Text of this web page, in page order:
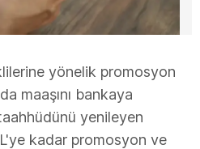
yönelik promosyon
maaşını bankaya
yenileyen
kadar promosyon ve